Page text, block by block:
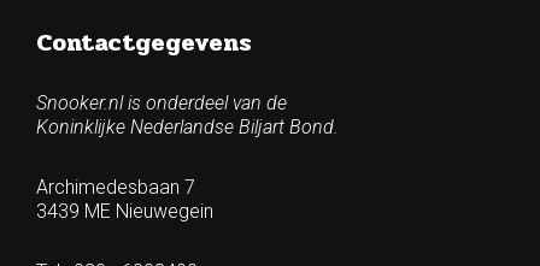
Contactgegevens
Snooker.nl is onderdeel van de
Koninklijke Nederlandse Biljart Bond.
Archimedesbaan 7
3439 ME Nieuwegein